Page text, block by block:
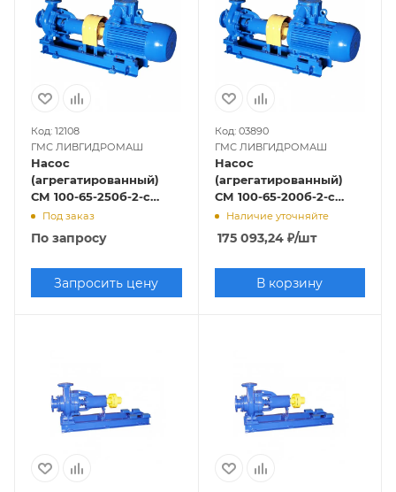
Код: 12108
ГМС ЛИВГИДРОМАШ
Насос
(агрегатированный)
СМ 100-65-250б-2-с
(30х3000)
Под заказ
По запросу
Запросить цену
Код: 03890
ГМС ЛИВГИДРОМАШ
Насос
(агрегатированный)
СМ 100-65-200б-2-с
(18,5х3000)
Наличие уточняйте
175 093,24₽/шт
В корзину